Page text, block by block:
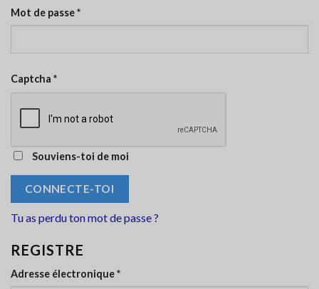
Mot de passe*Obligatoire
Captcha *
Souviens-toi de moi
CONNECTE-TOI
Tu as perdu ton mot de passe ?
REGISTRE
Adresse électronique*Obligatoire